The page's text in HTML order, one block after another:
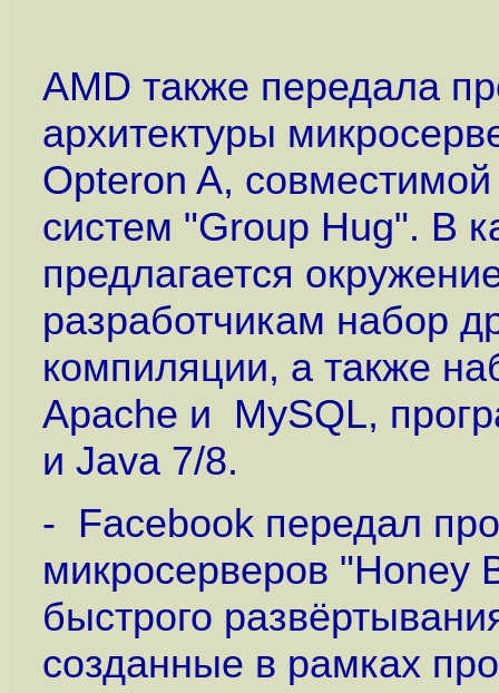
AMD также передала
архитектуры
Opteron A,
систем "Group Hug". В
предлагается
разработчикам набор
компиляции, а также
Apache и MySQL,
и Java 7/8.
- Facebook передал
микросерверов "Honey
быстрого
созданные в рамках